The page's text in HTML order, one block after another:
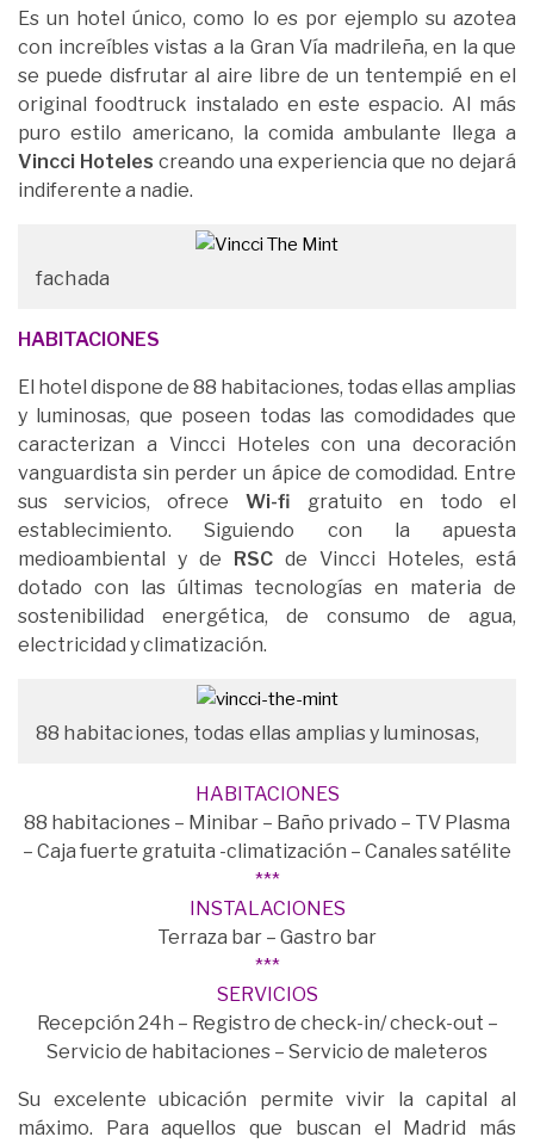
Es un hotel único, como lo es por ejemplo su azotea
con increíbles vistas a la Gran Vía madrileña, en la que
se puede disfrutar al aire libre de un tentempié en el
original foodtruck instalado en este espacio. Al más
puro estilo americano, la comida ambulante llega a
Vincci Hoteles creando una experiencia que no dejará
indiferente a nadie.
fachada
HABITACIONES
El hotel dispone de 88 habitaciones, todas ellas amplias
y luminosas, que poseen todas las comodidades que
caracterizan a Vincci Hoteles con una decoración
vanguardista sin perder un ápice de comodidad. Entre
sus servicios, ofreceWi-fi gratuito en todo el
establecimiento. Siguiendo con la apuesta
medioambiental y de RSC de Vincci Hoteles, está
dotado con las últimas tecnologías en materia de
sostenibilidad energética, de consumo de agua,
electricidad y climatización.
88 habitaciones, todas ellas amplias y luminosas,
HABITACIONES
88 habitaciones – Minibar – Baño privado – TV Plasma
– Caja fuerte gratuita -climatización – Canales satélite
***
INSTALACIONES
Terraza bar – Gastro bar
***
SERVICIOS
Recepción 24h – Registro de check-in/ check-out –
Servicio de habitaciones – Servicio de maleteros
Su excelente ubicación permite vivir la capital al
máximo. Para aquellos que buscan el Madrid más